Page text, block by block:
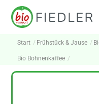
Skip
Start Frühstück & Jause
Bio Bohnenkaffee